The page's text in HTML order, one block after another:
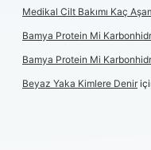
Medikal Cilt Bakımı Kaç
Bamya Protein Mi
Bamya Protein Mi
Beyaz Yaka Kimlere Denir